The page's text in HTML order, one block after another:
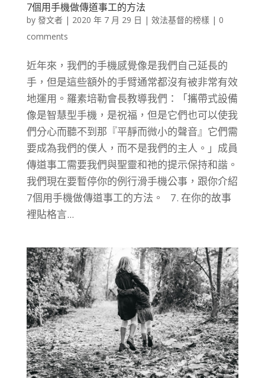
7個用手機做傳道事工的方法
by 發文者| 2020 年 7 月 29 日 | 效法基督的榜樣| 0
comments
近年來，我們的手機感覺像是我們自己延長的
手，但是這些額外的手臂通常都沒有被非常有效
地運用。羅素培勒會長教導我們：「攜帶式設備
像是智慧型手機，是祝福，但是它們也可以使我
們分心而聽不到那『平靜而微小的聲音』它們需
要成為我們的僕人，而不是我們的主人。」成員
傳道事工需要我們與聖靈和祂的提示保持和諧。
我們現在要暫停你的例行滑手機公事，跟你介紹
7個用手機做傳道事工的方法。 7. 在你的故事
裡貼格言...